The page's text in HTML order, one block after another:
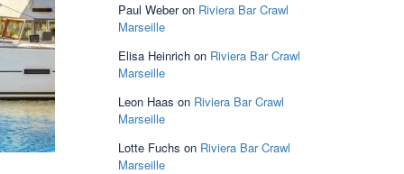
Paul Weberon Riviera Bar Crawl
Marseille
Elisa Heinrich on Riviera Bar Crawl
Marseille
Leon Haas on Riviera Bar Crawl
Marseille
Lotte Fuchs on Riviera Bar Crawl
Marseille